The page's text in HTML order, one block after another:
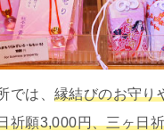
は、 縁結びのお守り
祈願3,000円、三ヶ日